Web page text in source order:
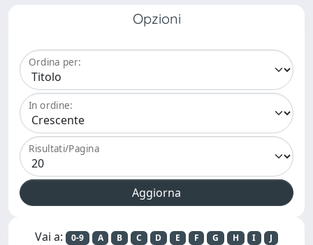
Opzioni
Ordina per:
In ordine:
Risultati/Pagina
Vai a: 0-9 A B C D E F G H I
J